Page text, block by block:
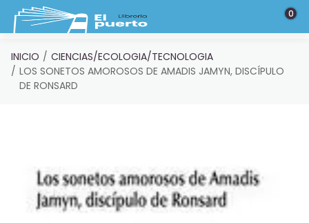
Saltar al contenido principal 0
INICIO
CIENCIAS/ECOLOGIA/TECNOLOGIA
LOS SONETOS AMOROSOS DE AMADIS JAMYN, DISCÍPULO
DE RONSARD